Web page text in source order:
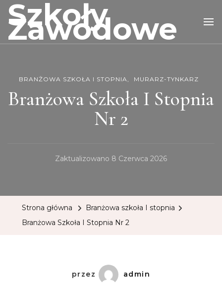
Szkoły
Zawodowe
BRANŻOWA SZKOŁA I STOPNIA MURARZ-TYNKARZ
Branżowa Szkoła I Stopnia
Nr 2
Zaktualizowano 8 Czerwca 2026
Strona główna
Branżowa szkoła I stopnia
Branżowa Szkoła I Stopnia Nr 2
przez admin